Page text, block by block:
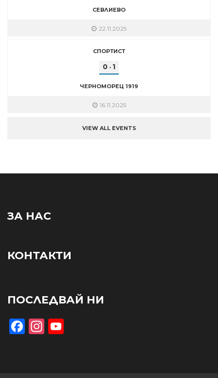
СЕВЛИЕВО
22.11.2025
СПОРТИСТ
0 - 1
ЧЕРНОМОРЕЦ 1919
16.11.2025
VIEW ALL EVENTS
ЗА НАС
КОНТАКТИ
ПОСЛЕДВАЙ НИ
Facebook
Instagram